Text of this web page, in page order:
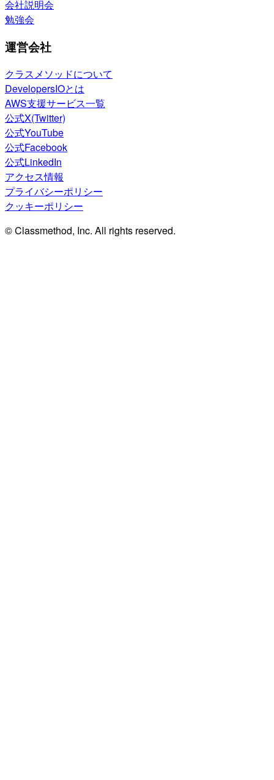
会社説明会
勉強会
運営会社
クラスメソッドについて
DevelopersIOとは
AWS支援サービス一覧
公式X(Twitter)
公式YouTube
公式Facebook
公式LinkedIn
アクセス情報
プライバシーポリシー
クッキーポリシー
© Classmethod, Inc. All rights reserved.